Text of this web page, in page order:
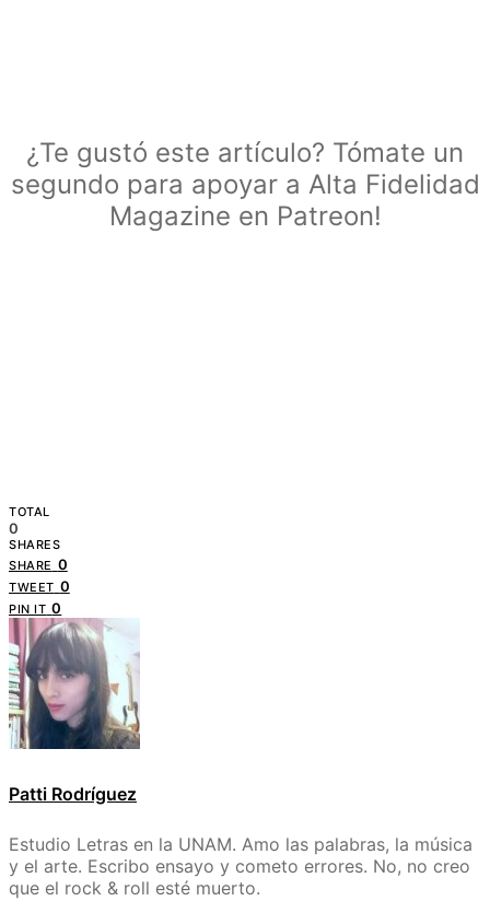
¿Te gustó este artículo? Tómate un
segundo para apoyar a Alta Fidelidad
Magazine en Patreon!
TOTAL
0
SHARES
SHARE 0
TWEET 0
PIN IT 0
Patti Rodríguez
Estudio Letras en la UNAM. Amo las palabras, la música
y el arte. Escribo ensayo y cometo errores. No, no creo
que el rock & roll esté muerto.